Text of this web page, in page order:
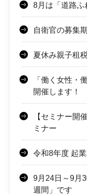
8月は「道路ふ
自衛官の募集
夏休み親子租
「働く女性・
開催します！
【セミナー開
ミナー
令和8年度 起
9月24日～9月
週間」です